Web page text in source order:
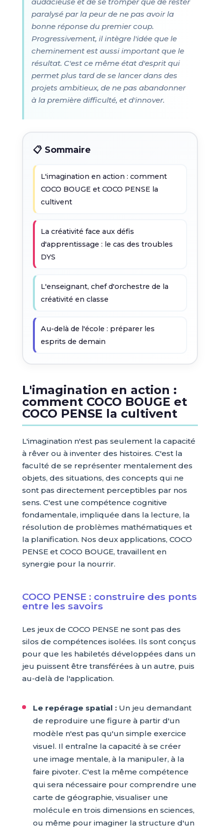
paralysé par la peur de ne pas avoir la
bonne réponse du premier coup.
Progressivement, il intègre l'idée que le
cheminement est aussi important que le
résultat. C'est ce même état d'esprit qui
permet plus tard de se lancer dans des
projets ambitieux, de ne pas abandonner
à la première difficulté, et d'innover.
📋 Sommaire
L'imagination en action : comment
COCO BOUGE et COCO PENSE la
cultivent
La créativité face aux défis
d'apprentissage : le cas des troubles
DYS
L'enseignant, chef d'orchestre de la
créativité en classe
Au-delà de l'école : préparer les
esprits de demain
L'imagination en action :
comment COCO BOUGE et
COCO PENSE la cultivent
L'imagination n'est pas seulement la capacité
à rêver ou à inventer des histoires. C'est la
faculté de se représenter mentalement des
objets, des situations, des concepts qui ne
sont pas directement perceptibles par nos
sens. C'est une compétence cognitive
fondamentale, impliquée dans la lecture, la
résolution de problèmes mathématiques et
la planification. Nos deux applications, COCO
PENSE et COCO BOUGE, travaillent en
synergie pour la nourrir.
COCO PENSE : construire des ponts
entre les savoirs
Les jeux de COCO PENSE ne sont pas des
silos de compétences isolées. Ils sont conçus
pour que les habiletés développées dans un
jeu puissent être transférées à un autre, puis
au-delà de l'application.
Le repérage spatial :Un jeu demandant
de reproduire une figure à partir d'un
modèle n'est pas qu'un simple exercice
visuel. Il entraîne la capacité à se créer
une image mentale, à la manipuler, à la
faire pivoter. C'est la même compétence
qui sera nécessaire pour comprendre une
carte de géographie, visualiser une
molécule en trois dimensions en sciences,
ou même pour imaginer la structure d'un